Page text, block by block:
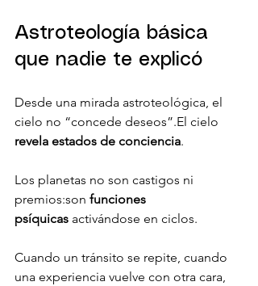
Astroteología básica
que nadie te explicó
Desde una mirada astroteológica, el
cielo no “concede deseos”.El cielo
revela estados de conciencia.
Los planetas no son castigos ni
premios:son funciones
psíquicas activándose en ciclos.
Cuando un tránsito se repite, cuando
una experiencia vuelve con otra cara,